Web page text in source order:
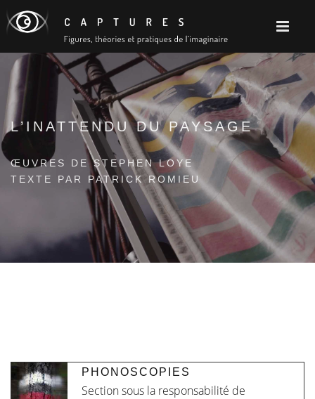
L’INATTENDU DU PAYSAGE
ŒUVRES DE STEPHEN LOYE
TEXTE PAR PATRICK ROMIEU
PHONOSCOPIES
Section sous la responsabilité de